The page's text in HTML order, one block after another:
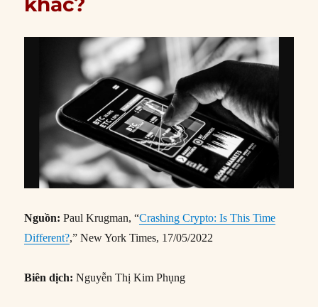
Nguồn: Paul Krugman, “Crashing Crypto: Is This Time
Different?,” New York Times, 17/05/2022
Biên dịch: Nguyễn Thị Kim Phụng